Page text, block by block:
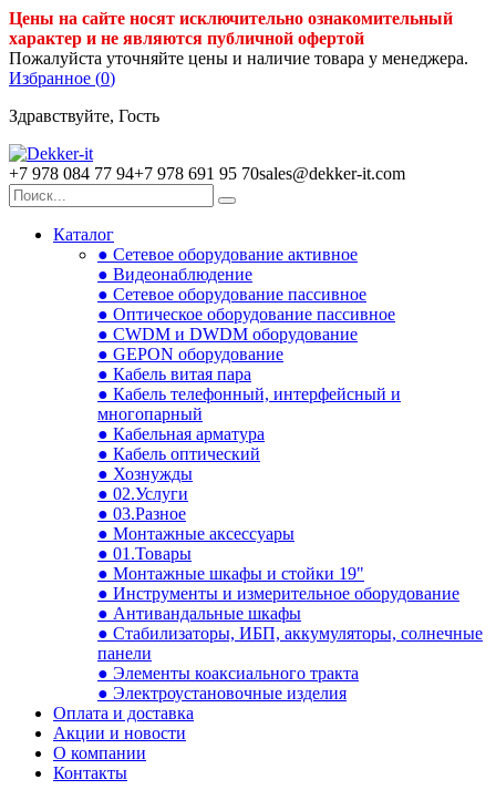
Цены на сайте носят исключительно ознакомительный
характер и не являются публичной офертой
Пожалуйста уточняйте цены и наличие товара у менеджера.
Избранное (0)
Здравствуйте, Гость
+7 978 084 77 94+7 978 691 95 70sales@dekker-it.com
Каталог
● Сетевое оборудование активное
● Видеонаблюдение
● Сетевое оборудование пассивное
● Оптическое оборудование пассивное
● CWDM и DWDM оборудование
● GEPON оборудование
● Кабель витая пара
● Кабель телефонный, интерфейсный и
многопарный
● Кабельная арматура
● Кабель оптический
● Хознужды
● 02.Услуги
● 03.Разное
● Монтажные аксессуары
● 01.Товары
● Монтажные шкафы и стойки 19"
● Инструменты и измерительное оборудование
● Антивандальные шкафы
● Стабилизаторы, ИБП, аккумуляторы, солнечные
панели
● Элементы коаксиального тракта
● Электроустановочные изделия
Оплата и доставка
Акции и новости
О компании
Контакты